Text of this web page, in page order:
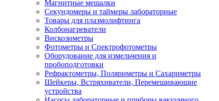
Магнитные мешалки
Секундомеры и таймеры лабораторные
Товары для плазмолифтинга
Колбонагреватели
Вискозиметры
Фотометры и Спектрофотометры
Оборудование для измельчения и
пробоподготовки
Рефрактометры, Поляриметры и Сахариметры
Шейкеры, Встряхиватели, Перемешивающие
устройства